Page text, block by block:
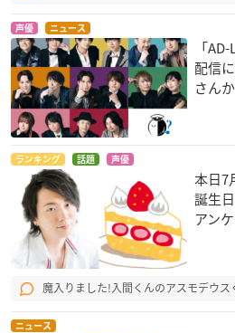
声優 ニュース
「
配信
さん
ランキング 話題 声優
本日7
誕生
アン
魔入りました!入間くんのアスモデウス
ニュース